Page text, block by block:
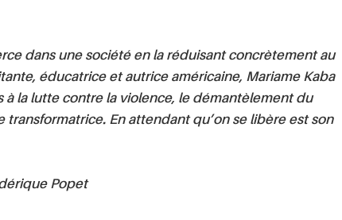
dans une société en la réduisant concrètement au
éducatrice et autrice américaine, Mariame Kaba
à la lutte contre la violence, le démantèlement du
En attendant qu’on se libère est son
Popet